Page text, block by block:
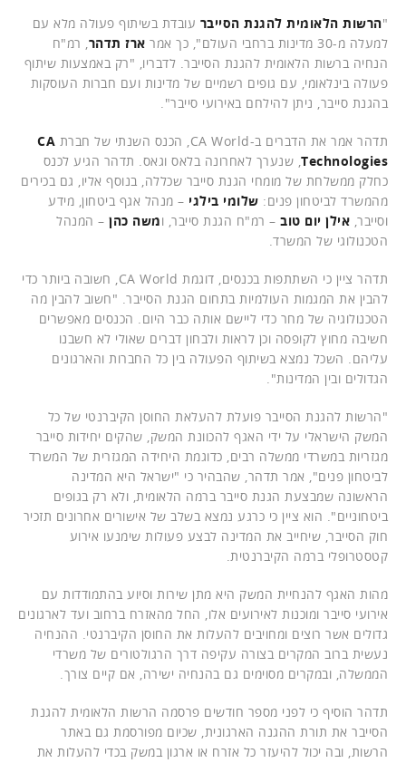
"הרשות הלאומית להגנת הסייבר עובדת בשיתוף פעולה מלא עם
למעלה מ-30 מדינות ברחבי העולם", כך אמר
ארז תדהר , רמ"ח
הנחיה ברשות הלאומית להגנת הסייבר. לדבריו, "רק באמצעות שיתוף
פעולה בינלאומי, עם גופים רשמיים של מדינות ועם חברות העוסקות
בהגנת סייבר, ניתן להילחם באירועי סייבר".
תדהר אמר את הדברים ב-CA World, הכנס השנתי של חברת
CA
Technologies , שנערך לאחרונה בלאס וגאס. תדהר הגיע לכנס
כחלק ממשלחת של מומחי הגנת סייבר שכללה, בנוסף אליו, גם בכירים
מהמשרד לביטחון פנים: שלומי בילגי – מנהל אגף ביטחון, מידע
וסייבר, אילן יום טוב – רמ"ח הגנת סייבר, ומשה כהן – המנהל
הטכנולוגי של המשרד.
תדהר ציין כי השתתפות בכנסים, דוגמת CA World, חשובה ביותר כדי
להבין את המגמות העולמיות בתחום הגנת הסייבר. "חשוב להבין מה
הטכנולוגיה של מחר כדי ליישם אותה כבר היום. הכנסים מאפשרים
חשיבה מחוץ לקופסה וכן לראות ולבחון דברים שאולי לא חשבנו
עליהם. השכל נמצא בשיתוף הפעולה בין כל החברות והארגונים
הגדולים ובין המדינות".
"הרשות להגנת הסייבר פועלת להעלאת החוסן הקיברנטי של כל
המשק הישראלי על ידי האגף להכוונת המשק, שהקים יחידות סייבר
מגזריות במשרדי ממשלה רבים, כדוגמת היחידה המגזרית של המשרד
לביטחון פנים", אמר תדהר, שהבהיר כי "ישראל היא המדינה
הראשונה שמבצעת הגנת סייבר ברמה הלאומית, ולא רק בגופים
ביטחוניים". הוא ציין כי כרגע נמצא בשלב של אישורים אחרונים תזכיר
חוק הסייבר, שיחייב את המדינה לבצע פעולות שימנעו אירוע
קטסטרופלי ברמה הקיברנטית.
מהות האגף להנחיית המשק היא מתן שירות וסיוע בהתמודדות עם
אירועי סייבר ומוכנות לאירועים אלו, החל מהאזרח ברחוב ועד לארגונים
גדולים אשר רוצים ומחויבים להעלות את החוסן הקיברנטי. ההנחיה
נעשית ברוב המקרים בצורה עקיפה דרך הרגולטורים של משרדי
הממשלה, ובמקרים מסוימים גם בהנחיה ישירה, אם קיים צורך.
תדהר הוסיף כי לפני מספר חודשים פרסמה הרשות הלאומית להגנת
הסייבר את תורת ההגנה הארגונית, שכיום מפורסמת גם באתר
הרשות, ובה יכול להיעזר כל אזרח או ארגון במשק בכדי להעלות את